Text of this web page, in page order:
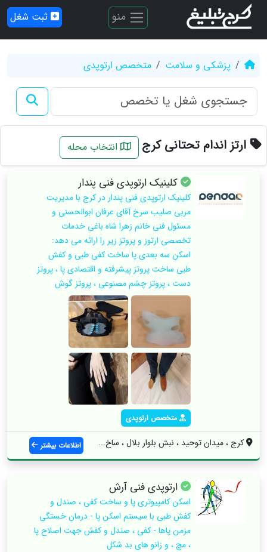
منو ثبت شغل
پزشکی و سلامت متخصص ارتوپدی
ارتز اندام تحتانی کرج انتخاب محله
کلینیک ارتوپدی فنی پندار
کلینیک ارتوپدی فنی پندار در کرج با مدیریت
مربی صلیب سرخ آقای عرفان ابوالحسنی و
مسئول فنی خانم زهرا شاه باغی خدمات
تخصصی ارتوز و پروتز زیر را ارائه می دهد:
اسکن سه بعدی پا ساخت کفی طبی و کفش
طبی ساخت پروتز پیشرفته و اقتصادی پا ، پروتز
دست ، پروتز چشم مصنوعی ، پروتز گوش
متخصص ارتوپدی
کرج ، میدان توحید ، نبش بلوار بلال ، ساخ... اطلاعات بیشتر
ارتوپدی فنی آرش
اسکن کامپیوتری پا و ساخت کفی ، صندل و
کفش طبی با سیستم‌ اسکن پا - درمان خستگی
مزمن پاها - کفی ، صندل و کفش جهت اصلاح پا
، مچ ، و زانو های بد شکل